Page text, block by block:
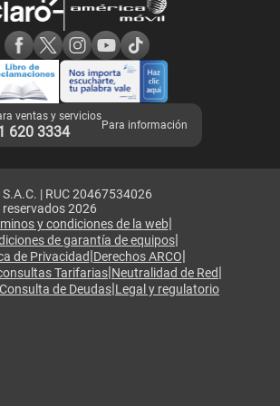
6, 6S y SE
de Tienda Claro
ventas y servicios
620 3334 Para información
| RUC 20467534026
2026
y condiciones de la web|
de garantía de equipos|
de Privacidad|Derechos ARCO|
Tarifarias|Neutralidad de Red|
de Deudas|Legal y regulatorio